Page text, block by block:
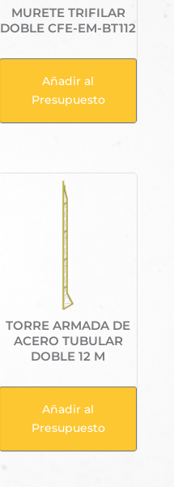
MURETE TRIFILAR
DOBLE CFE-EM-BT112
Añadir al
Presupuesto
TORRE ARMADA DE
ACERO TUBULAR
DOBLE 12 M
Añadir al
Presupuesto